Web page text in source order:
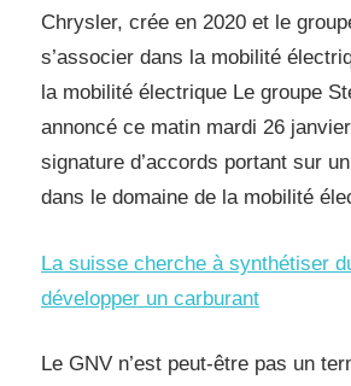
Chrysler, crée en 2020 et le
s’associer dans la mobilité
la mobilité électrique Le groupe
annoncé ce matin mardi 26
signature d’accords portant sur
dans le domaine de la mobilité
La suisse cherche à synthétiser
développer un carburant
Le GNV n’est peut-être pas un